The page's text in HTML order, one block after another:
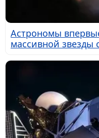
Астрономы
массивной звезды